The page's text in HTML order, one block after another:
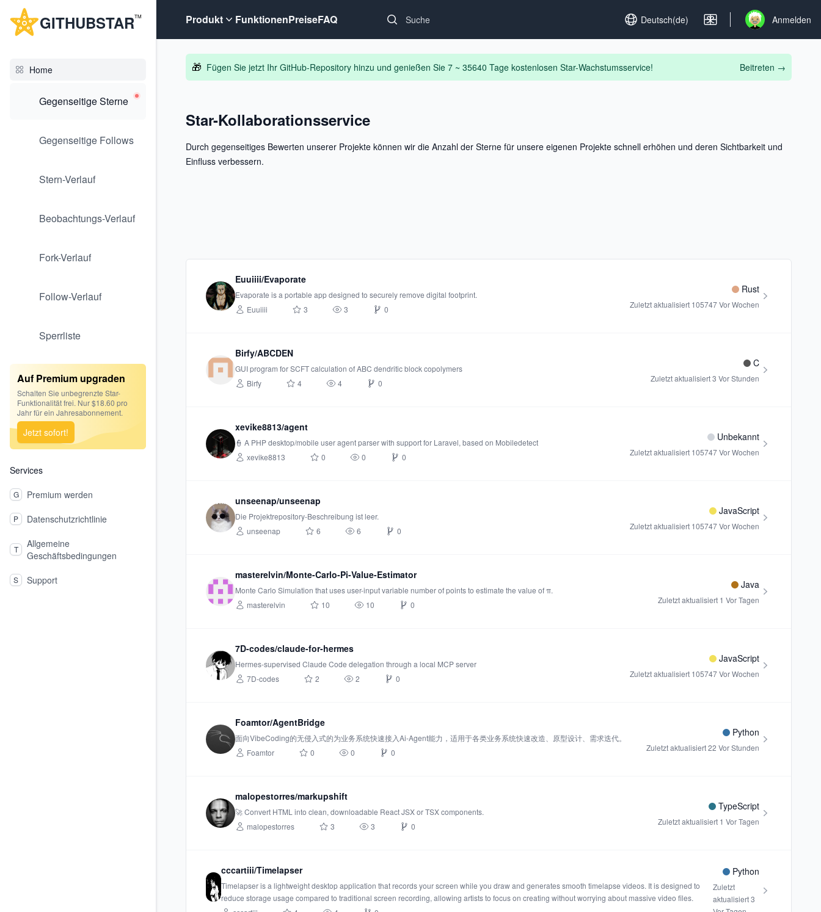
GITHUBSTARTM
Home
Gegenseitige Sterne
Gegenseitige Follows
Stern-Verlauf
Beobachtungs-Verlauf
Fork-Verlauf
Follow-Verlauf
Sperrliste
Auf Premium upgraden
Schalten Sie unbegrenzte Star-
Funktionalität frei. Nur $18.60 pro
Jahr für ein Jahresabonnement.
Jetzt sofort!
Services
G Premium werden
P Datenschutzrichtlinie
T
Allgemeine
Geschäftsbedingungen
S Support
Produkt FunktionenPreiseFAQ
Set language
Deutsch(de) Open user menu
Anmelden
🎁 Fügen Sie jetzt Ihr GitHub-Repository hinzu und genießen Sie 7 ~ 35640 Tage kostenlosen Star-Wachstumsservice! Beitreten →
Star-Kollaborationsservice
Durch gegenseitiges Bewerten unserer Projekte können wir die Anzahl der Sterne für unsere eigenen Projekte schnell erhöhen und deren Sichtbarkeit und
Einfluss verbessern.
Euuiiii/Evaporate
Evaporate is a portable app designed to securely remove digital footprint.
Euuiiii
3 3 0
Rust
Zuletzt aktualisiert 105747 Vor Wochen
Birfy/ABCDEN
GUI program for SCFT calculation of ABC dendritic block copolymers
Birfy
4 4 0
C
Zuletzt aktualisiert3 Vor Stunden
xevike8813/agent
👮 A PHP desktop/mobile user agent parser with support for Laravel, based on Mobiledetect
xevike8813
0 0 0
Unbekannt
Zuletzt aktualisiert 105747 Vor Wochen
unseenap/unseenap
Die Projektrepository-Beschreibung ist leer.
unseenap
6 6 0
JavaScript
Zuletzt aktualisiert 105747 Vor Wochen
masterelvin/Monte-Carlo-Pi-Value-Estimator
Monte Carlo Simulation that uses user-input variable number of points to estimate the value of π.
masterelvin
10 10 0
Java
Zuletzt aktualisiert 1 Vor Tagen
7D-codes/claude-for-hermes
Hermes-supervised Claude Code delegation through a local MCP server
7D-codes
2 2 0
JavaScript
Zuletzt aktualisiert 105747 Vor Wochen
Foamtor/AgentBridge
面向VibeCoding的无侵入式的为业务系统快速接入Ai-Agent能力，适用于各类业务系统快速改造、原型设计、需求迭代。
Foamtor
0 0 0
Python
Zuletzt aktualisiert22 Vor Stunden
malopestorres/markupshift
🚀 Convert HTML into clean, downloadable React JSX or TSX components.
malopestorres
3 3 0
TypeScript
Zuletzt aktualisiert 1 Vor Tagen
cccartiii/Timelapser
Timelapser is a lightweight desktop application that records your screen while you draw and generates smooth timelapse videos. It is designed to
reduce storage usage compared to traditional screen recording, allowing artists to focus on creating without worrying about massive video files.
Python
Zuletzt
aktualisiert3